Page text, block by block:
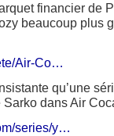
financier de
beaucoup plus
Air-Co…
qu’une
Sarko dans Air
series/y…